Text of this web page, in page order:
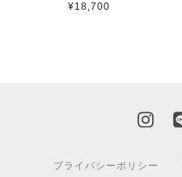
¥18,700
プライバシーポリシー